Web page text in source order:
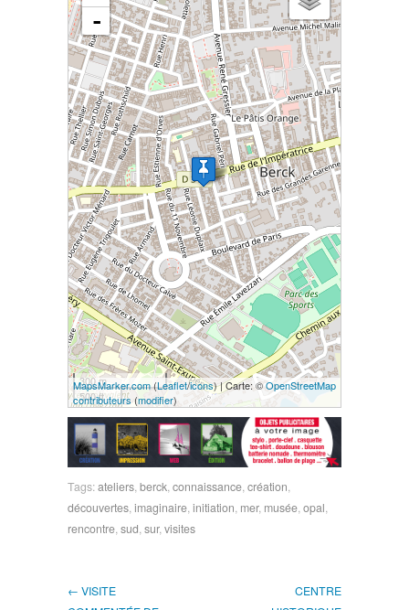
-
300 m
500 ft
MapsMarker.com(Leaflet/icons) | Carte: ©OpenStreetMap
contributeurs(modifier)
Tags:ateliers,berck,connaissance,création,
découvertes,imaginaire,initiation, mer, musée,opal,
rencontre,sud,sur,visites
← VISITE
CENTRE